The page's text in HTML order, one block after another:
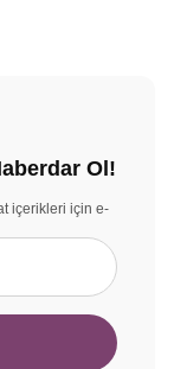
Ol!
içerikleri için e-